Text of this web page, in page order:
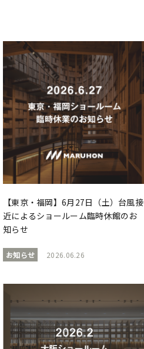
【東京・福岡】6月27日（土）台風接
近によるショールーム臨時休館のお
知らせ
お知らせ 2026.06.26